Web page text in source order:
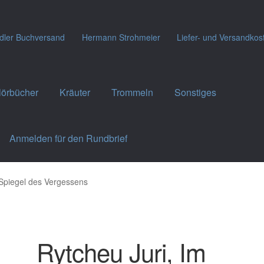
Buchversand Hermann Strohmeier Liefer- und
Kräuter Trommeln Sonstiges
Anmelden für den Rundbrief
des Vergessens
Rytcheu Juri, Im